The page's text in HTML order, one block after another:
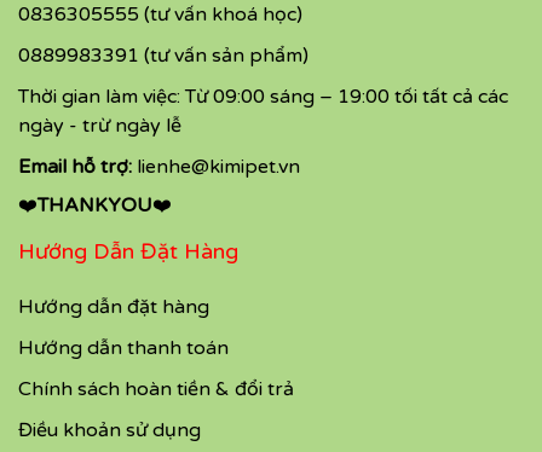
0836305555 (tư vấn khoá học)
0889983391 (tư vấn sản phẩm)
Thời gian làm việc: Từ 09:00 sáng – 19:00 tối tất cả các
ngày - trừ ngày lễ
Email hỗ trợ: lienhe@kimipet.vn
❤️THANKYOU❤️
Hướng Dẫn Đặt Hàng
Hướng dẫn đặt hàng
Hướng dẫn thanh toán
Chính sách hoàn tiền & đổi trả
Điều khoản sử dụng